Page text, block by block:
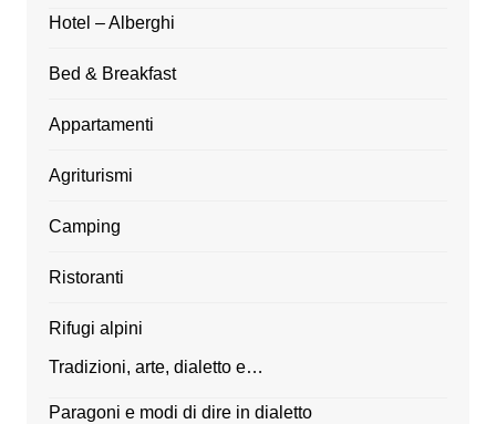
Hotel – Alberghi
Bed & Breakfast
Appartamenti
Agriturismi
Camping
Ristoranti
Rifugi alpini
Tradizioni, arte, dialetto e…
Paragoni e modi di dire in dialetto